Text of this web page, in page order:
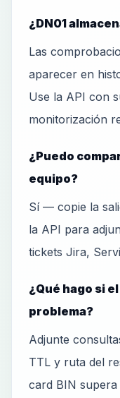
¿DN01
Las
aparecer en
Use la API con
monitorización
¿Puedo
equipo?
Sí — copie la
la API para
tickets Jira,
¿Qué hago si
problema?
Adjunte
TTL y ruta del
card BIN